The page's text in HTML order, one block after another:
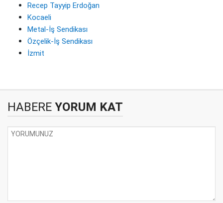
Recep Tayyip Erdoğan
Kocaeli
Metal-İş Sendikası
Özçelik-İş Sendikası
İzmit
HABERE YORUM KAT